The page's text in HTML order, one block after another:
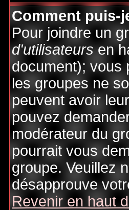
Comment puis-
Pour joindre un
d'utilisateursen
document); vous
les groupes ne
peuvent avoir
pouvez
modérateur du
pourrait vous
groupe. Veuillez
désapprouve
Revenir en haut